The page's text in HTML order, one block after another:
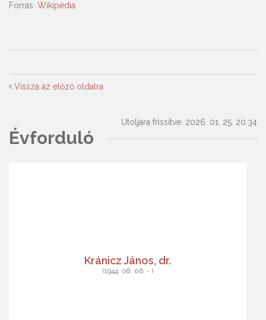
Forrás: Wikipédia
Vissza az előző oldalra
Utoljára frissítve: 2026. 01. 25. 20:34
Évforduló
Kránicz János, dr.
(1944. 08. 06. - )